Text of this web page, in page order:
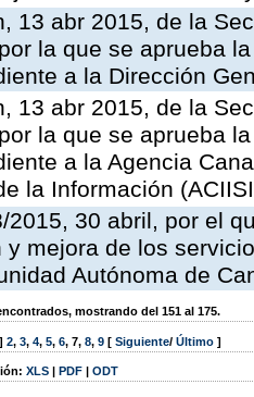
13 abr 2015, de la
la que se aprueba
a la Dirección
13 abr 2015, de la
la que se aprueba
a la Agencia
la Información
2015, 30 abril, por el
y mejora de los
Autónoma de
mostrando del 151 al 175.
] 2, 3, 4, 5, 6, 7, 8, 9 [ Siguiente/ Último ]
XLS | PDF | ODT